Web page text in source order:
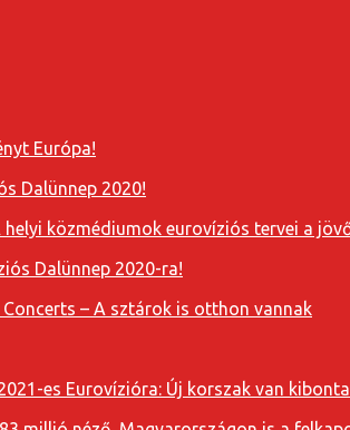
Európa!
Dalünnep 2020!
helyi közmédiumok eurovíziós tervei a
Dalünnep 2020-ra!
– A sztárok is otthon vannak
es Eurovízióra: Új korszak van